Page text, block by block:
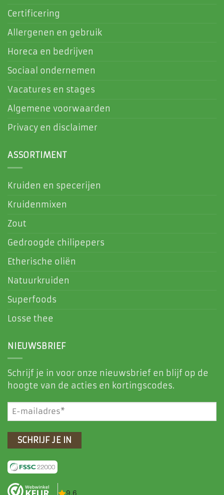
Certificering
Allergenen en gebruik
Horeca en bedrijven
Sociaal ondernemen
Vacatures en stages
Algemene voorwaarden
Privacy en disclaimer
ASSORTIMENT
Kruiden en specerijen
Kruidenmixen
Zout
Gedroogde chilipepers
Etherische oliën
Natuurkruiden
Superfoods
Losse thee
NIEUWSBRIEF
Schrijf je in voor onze nieuwsbrief en blijf op de
hoogte van de acties en kortingscodes.
E-
mailadres
(Vereist)